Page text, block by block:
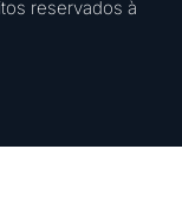
reservados à